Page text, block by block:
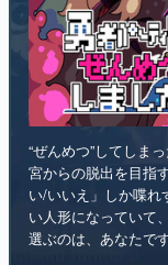
“ぜんめつ”してしま
宮からの脱出を目指
い/いいえ」しか喋
選ぶのは、あなたで
インディー RPG
リリース日：2026